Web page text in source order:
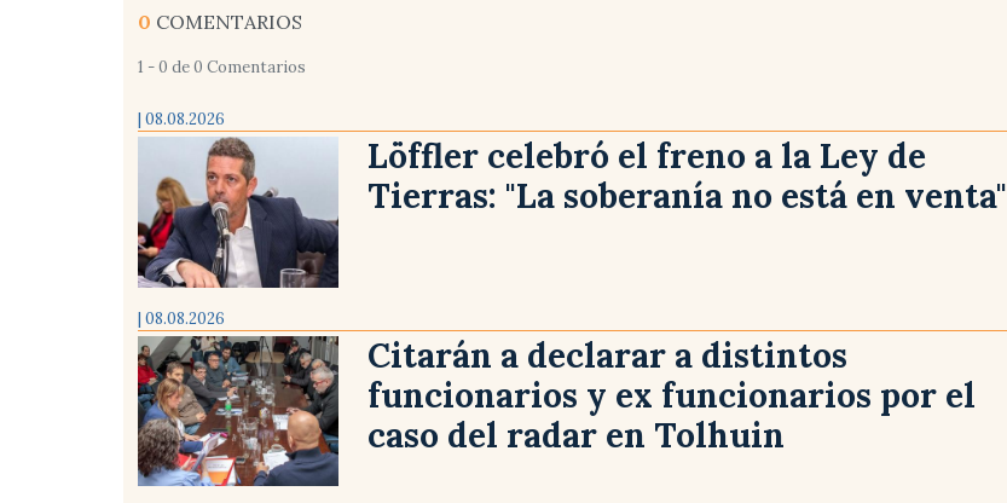
0 COMENTARIOS
1 - 0 de 0 Comentarios
| 08.08.2026
Löffler celebró el freno a la Ley de
Tierras: "La soberanía no está en venta"
| 08.08.2026
Citarán a declarar a distintos
funcionarios y ex funcionarios por el
caso del radar en Tolhuin